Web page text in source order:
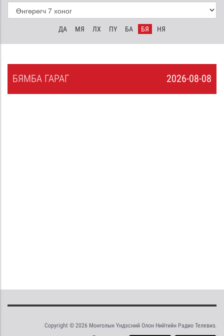
ДА МЯ ЛХ ПҮ БА БЯ НЯ
2026-08-08
БЯМБА ГАРАГ
Copyright © 2026 Монголын Үндэсний Олон Нийтийн Радио Телевиз.